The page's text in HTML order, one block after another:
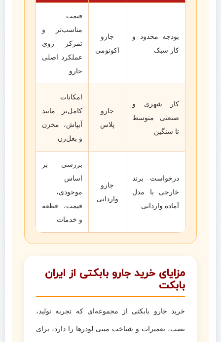
بودجه محدود و
کار سبک
جارو
اکونومی
قیمت
مناسب‌تر و
تمرکز روی
عملکرد اصلی
جارو
کار شهری و
صنعتی متوسط
تا سنگین
جارو
پلاس
امکانات
کامل‌تر مانند
آبپاش، مخزن
و بغل‌زن
درخواست برند
خارجی یا مدل
آماده وارداتی
جارو
وارداتی
بررسی بر
اساس
موجودی،
قیمت، قطعه
و خدمات
مزایای خرید جارو بابکتی از ایران
بابکت
خرید جارو بابکتی از مجموعه‌ای که تجربه تولید،
نصب، تعمیرات و شناخت مینی لودرها را دارد، برای